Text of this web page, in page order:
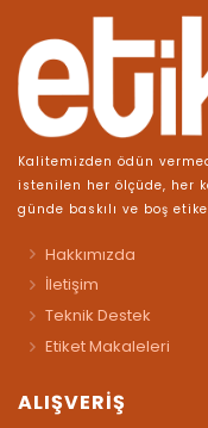
Kalitemizden ödün
istenilen her ölçüde, her
günde baskılı ve boş
Hakkımızda
İletişim
Teknik Destek
Etiket Makaleleri
ALIŞVERİŞ